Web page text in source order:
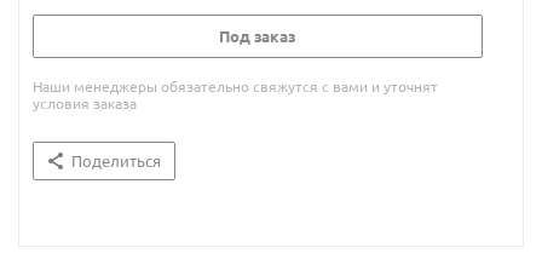
Под заказ
Наши менеджеры обязательно свяжутся с вами и уточнят
условия заказа
Поделиться